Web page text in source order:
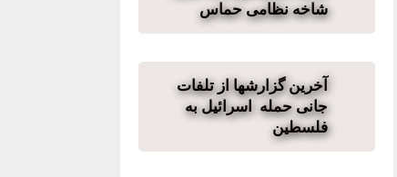
شاخه نظامی حماس
آخرین گزارشها از تلفات
جانی حمله اسرائیل به
فلسطین